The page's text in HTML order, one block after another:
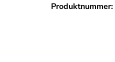
Produktnummer: